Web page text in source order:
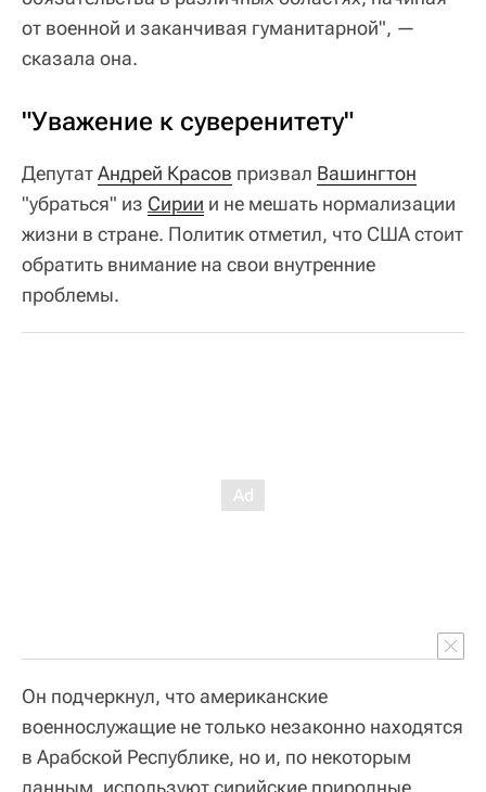
от военной и заканчивая гуманитарной", —
сказала она.
"Уважение к суверенитету"
ДепутатАндрей Красов призвал Вашингтон
"убраться" из Сирии и не мешать нормализации
жизни в стране. Политик отметил, что США стоит
обратить внимание на свои внутренние
проблемы.
Он подчеркнул, что американские
военнослужащие не только незаконно находятся
в Арабской Республике, но и, по некоторым
данным, используют сирийские природные